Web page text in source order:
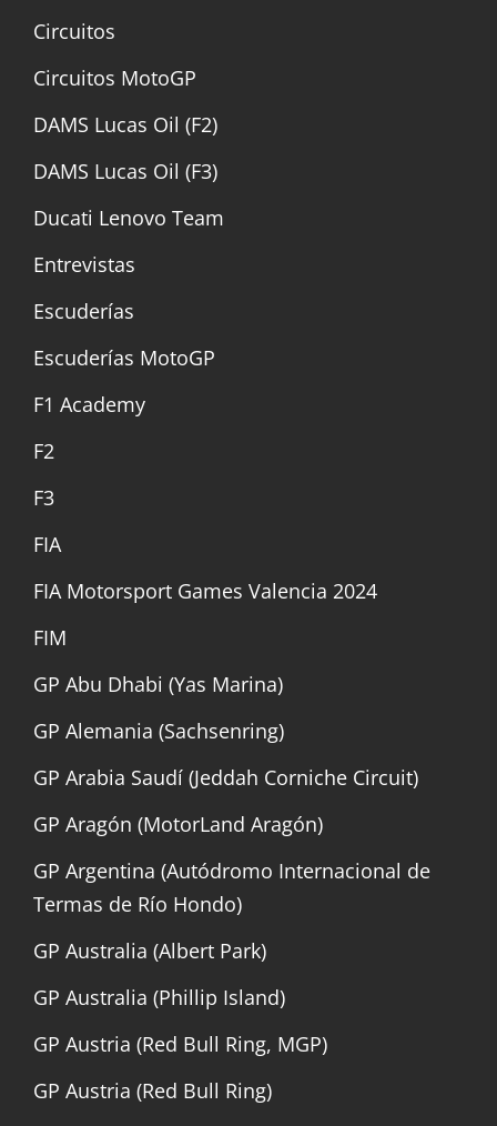
Circuitos
Circuitos MotoGP
DAMS Lucas Oil (F2)
DAMS Lucas Oil (F3)
Ducati Lenovo Team
Entrevistas
Escuderías
Escuderías MotoGP
F1 Academy
F2
F3
FIA
FIA Motorsport Games Valencia 2024
FIM
GP Abu Dhabi (Yas Marina)
GP Alemania (Sachsenring)
GP Arabia Saudí (Jeddah Corniche Circuit)
GP Aragón (MotorLand Aragón)
GP Argentina (Autódromo Internacional de
Termas de Río Hondo)
GP Australia (Albert Park)
GP Australia (Phillip Island)
GP Austria (Red Bull Ring, MGP)
GP Austria (Red Bull Ring)